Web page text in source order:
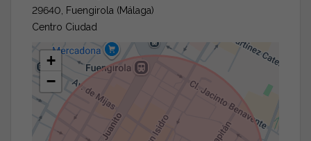
29640, Fuengirola (Málaga)
Centro Ciudad
+
−